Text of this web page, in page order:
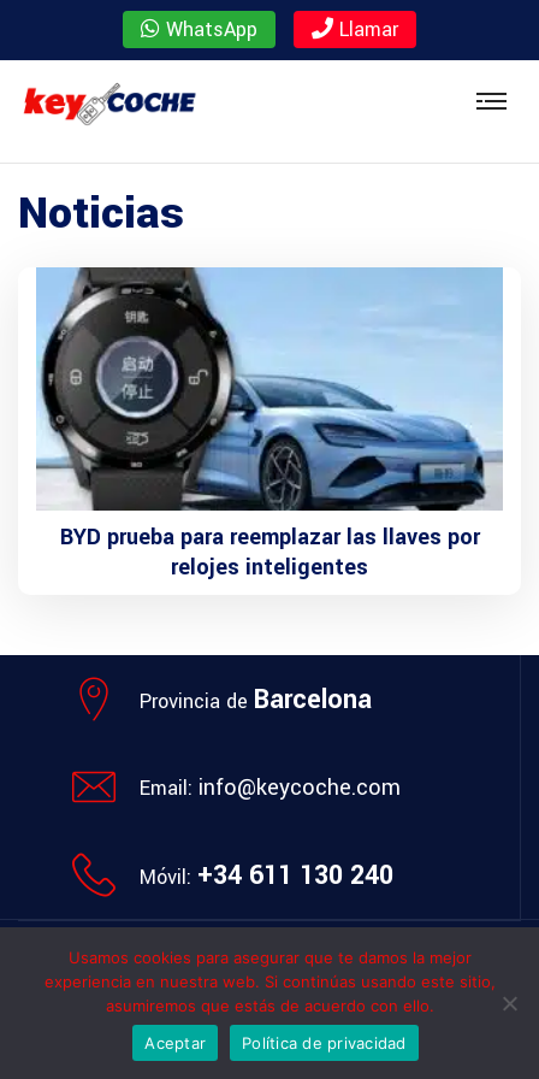
WhatsApp Llamar
Noticias
BYD prueba para reemplazar las llaves por
relojes inteligentes
Provincia de Barcelona
Email: info@keycoche.com
Móvil: +34 611 130 240
© CopyrightKeyCoche2010 - 2025Política de privacidad
Usamos cookies para asegurar que te damos la mejor
experiencia en nuestra web. Si continúas usando este sitio,
asumiremos que estás de acuerdo con ello.
Aceptar
Política de privacidad